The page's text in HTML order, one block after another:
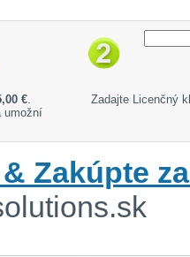
€.
umožní
Zadajte Licenčný
Zakúpte